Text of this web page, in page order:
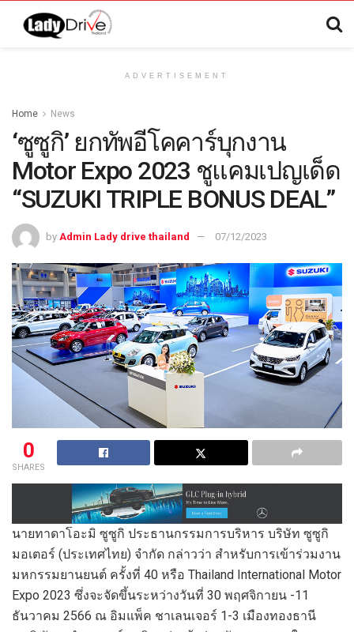
ADVERTISEMENT
Home News
‘ซูซูกิ’ ยกทัพอีโคคาร์บุกงาน
Motor Expo 2023 ชูแคมเปญเด็ด
“SUZUKI TRIPLE BONUS DEAL”
by Admin Lady drive thailand 07/12/2023
0
SHARES
นายทาดาโอะมิ ซูซูกิ ประธานกรรมการบริหาร บริษัท ซูซูกิ
มอเตอร์ (ประเทศไทย) จำกัด กล่าวว่า สำหรับการเข้าร่วมงาน
มหกรรมยานยนต์ ครั้งที่ 40 หรือ Thailand International Motor
Expo 2023 ซึ่งจะจัดขึ้นระหว่างวันที่ 30 พฤศจิกายน -11
ธันวาคม 2566 ณ อิมแพ็ค ชาเลนเจอร์ 1-3 เมืองทองธานี